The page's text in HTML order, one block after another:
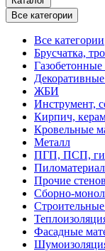
Все категории
Все категории
Брусчатка,
Газобетонные
ЖБИ
Инструмент,
Кирпич,
Кровельные
Металл
ПГП, ПСП,
Прочие
Сборно-
Фасадные